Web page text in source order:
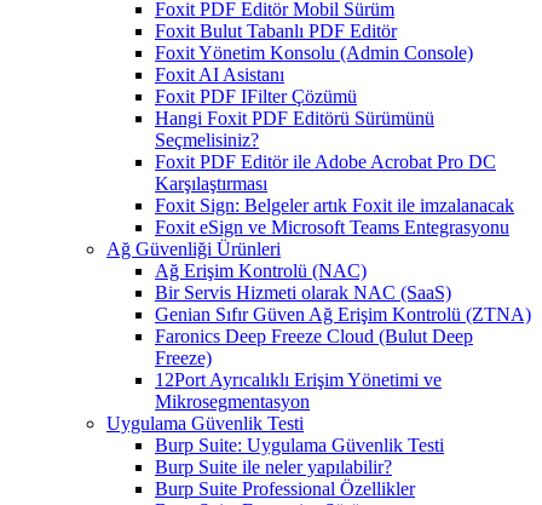
Foxit PDF Editör Mobil Sürüm
Foxit Bulut Tabanlı PDF Editör
Foxit Yönetim Konsolu (Admin Console)
Foxit AI Asistanı
Foxit PDF IFilter Çözümü
Hangi Foxit PDF Editörü Sürümünü
Seçmelisiniz?
Foxit PDF Editör ile Adobe Acrobat Pro DC
Karşılaştırması
Foxit Sign: Belgeler artık Foxit ile imzalanacak
Foxit eSign ve Microsoft Teams Entegrasyonu
Ağ Güvenliği Ürünleri
Ağ Erişim Kontrolü (NAC)
Bir Servis Hizmeti olarak NAC (SaaS)
Genian Sıfır Güven Ağ Erişim Kontrolü (ZTNA)
Faronics Deep Freeze Cloud (Bulut Deep
Freeze)
12Port Ayrıcalıklı Erişim Yönetimi ve
Mikrosegmentasyon
Uygulama Güvenlik Testi
Burp Suite: Uygulama Güvenlik Testi
Burp Suite ile neler yapılabilir?
Burp Suite Professional Özellikler